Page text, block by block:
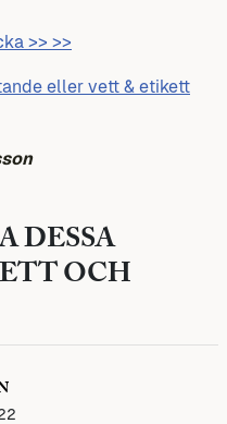
>> >>
eller vett & etikett
DESSA
OCH